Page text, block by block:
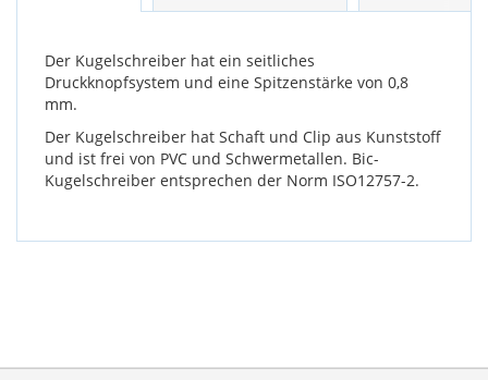
Der Kugelschreiber hat ein seitliches
Druckknopfsystem und eine Spitzenstärke von 0,8
mm.
Der Kugelschreiber hat Schaft und Clip aus Kunststoff
und ist frei von PVC und Schwermetallen. Bic-
Kugelschreiber entsprechen der Norm ISO12757-2.